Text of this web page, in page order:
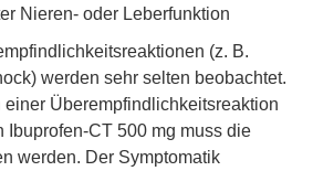
Nieren- oder Leberfunktion
(z. B.
werden sehr selten beobachtet.
einer Überempfindlichkeitsreaktion
Ibuprofen-CT 500 mg muss die
werden. Der Symptomatik